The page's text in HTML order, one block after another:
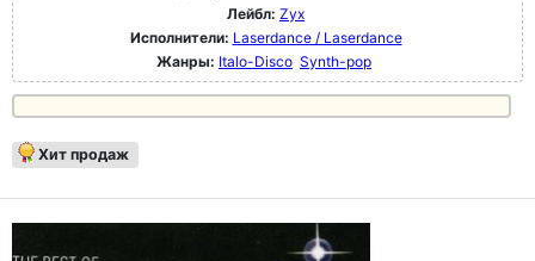
Лейбл: Zyx
Исполнители: Laserdance / Laserdance
Жанры: Italo-Disco Synth-pop
Хит продаж